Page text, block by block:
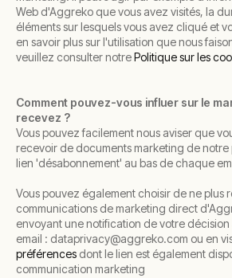
Web d'Aggreko que vous avez visités, la
éléments sur lesquels vous avez cliqué et
en savoir plus sur l'utilisation que nous
veuillez consulter notrePolitique sur les
Comment pouvez-vous influer sur le
recevez ?
Vous pouvez facilement nous aviser que
recevoir de documents marketing de notre
lien 'désabonnement' au bas de chaque
Vous pouvez également choisir de ne plus
communications de marketing direct
envoyant une notification de votre
email : dataprivacy@aggreko.com ou en
préférences dont le lien est également
communication marketing